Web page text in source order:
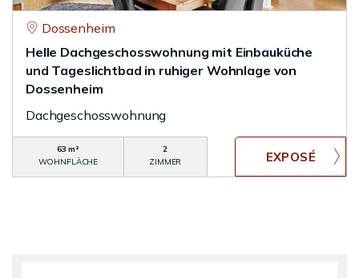
Dossenheim
Helle Dachgeschosswohnung mit Einbauküche
und Tageslichtbad in ruhiger Wohnlage von
Dossenheim
Dachgeschosswohnung
63 m²
WOHNFLÄCHE
2
ZIMMER